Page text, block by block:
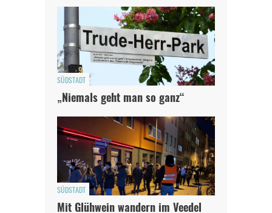
SÜDSTADT
„Niemals geht man so ganz“
SÜDSTADT
Mit Glühwein wandern im Veedel